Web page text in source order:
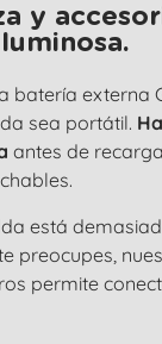
y
batería externa
sea portátil.
antes de
está
preocupes,
permite